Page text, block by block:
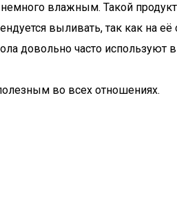
влажным. Такой продукт
выливать, так как
довольно часто
во всех отношениях.